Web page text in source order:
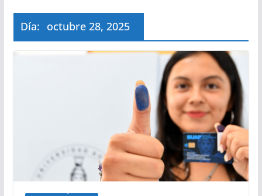
Día: octubre 28, 2025